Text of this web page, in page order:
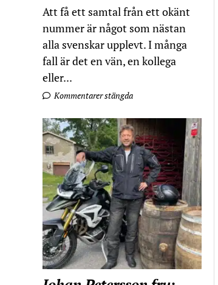
Att få ett samtal från ett okänt
nummer är något som nästan
alla svenskar upplevt. I många
fall är det en vän, en kollega
eller...
Kommentarer stängda